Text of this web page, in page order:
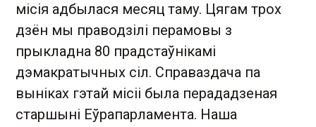
місія адбылася месяц таму. Цягам трох
дзён мы праводзілі перамовы з
прыкладна 80 прадстаўнікамі
дэмакратычных сіл. Справаздача па
выніках гэтай місіі была перададзеная
старшыні Еўрапарламента. Наша